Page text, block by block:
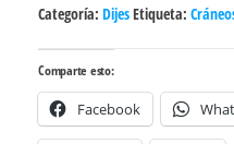
cantidad
Categoría: DijesEtiqueta:
Comparte esto:
Facebook